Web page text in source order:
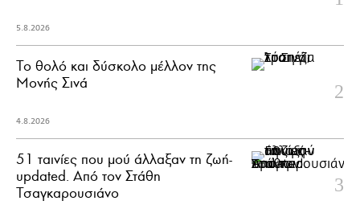
5.8.2026
Το θολό και δύσκολο μέλλον της
Μονής Σινά
4.8.2026
51 ταινίες που μού άλλαξαν τη ζωή-
updated. Aπό τον Στάθη
Τσαγκαρουσιάνο